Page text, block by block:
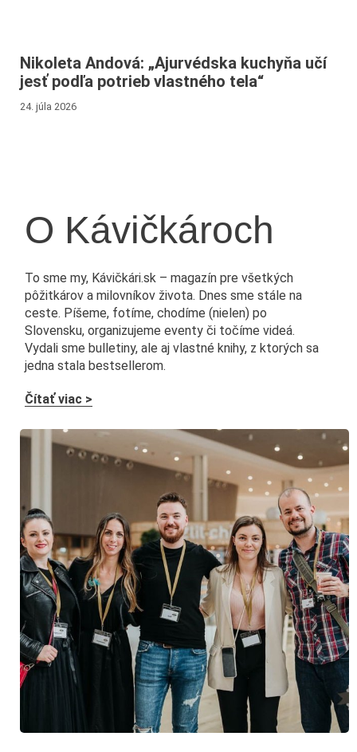
Nikoleta Andová: „Ajurvédska kuchyňa učí
jesť podľa potrieb vlastného tela“
24. júla 2026
O Kávičkároch
To sme my, Kávičkári.sk – magazín pre všetkých
pôžitkárov a milovníkov života. Dnes sme stále na
ceste. Píšeme, fotíme, chodíme (nielen) po
Slovensku, organizujeme eventy či točíme videá.
Vydali sme bulletiny, ale aj vlastné knihy, z ktorých sa
jedna stala bestsellerom.
Čítať viac >